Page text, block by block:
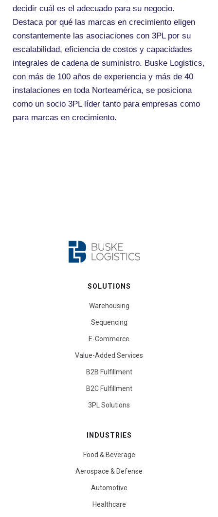
decidir cuál es el adecuado para su negocio.
Destaca por qué las marcas en crecimiento eligen
constantemente las asociaciones con 3PL por su
escalabilidad, eficiencia de costos y capacidades
integrales de cadena de suministro. Buske Logistics,
con más de 100 años de experiencia y más de 40
instalaciones en toda Norteamérica, se posiciona
como un socio 3PL líder tanto para empresas como
para marcas en crecimiento.
SOLUTIONS
Warehousing
Sequencing
E-Commerce
Value-Added Services
B2B Fulfillment
B2C Fulfillment
3PL Solutions
INDUSTRIES
Food & Beverage
Aerospace & Defense
Automotive
Healthcare